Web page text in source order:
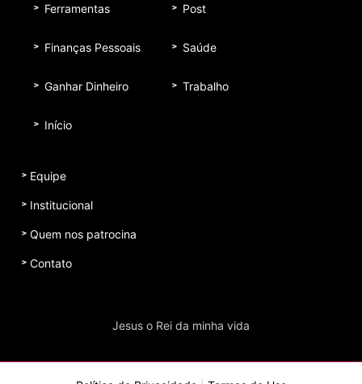
Ferramentas
Finanças Pessoais
Ganhar Dinheiro
Início
Post
Saúde
Trabalho
Equipe
Institucional
Quem nos patrocina
Contato
Jesus o Rei da minha vida